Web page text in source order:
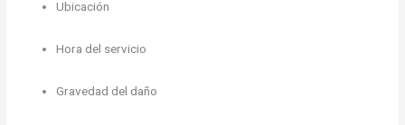
Ubicación
Hora del servicio
Gravedad del daño